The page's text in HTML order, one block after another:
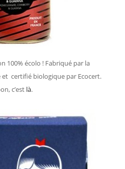
100% écolo ! Fabriqué par la
certifié biologique par Ecocert.
c’est là.